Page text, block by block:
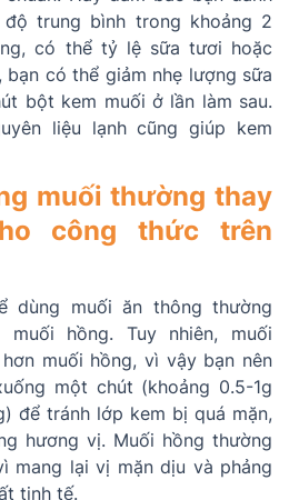
trung bình trong khoảng 2
có thể tỷ lệ sữa tươi hoặc
bạn có thể giảm nhẹ lượng sữa
bột kem muối ở lần làm sau.
liệu lạnh cũng giúp kem
muối thường thay
công thức trên
dùng muối ăn thông thường
hồng. Tuy nhiên, muối
muối hồng, vì vậy bạn nên
một chút (khoảng 0.5-1g
để tránh lớp kem bị quá mặn,
hương vị. Muối hồng thường
mang lại vị mặn dịu và phảng
tinh tế.